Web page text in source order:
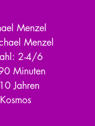
Menzel
Menzel
2-4/6
Minuten
Jahren